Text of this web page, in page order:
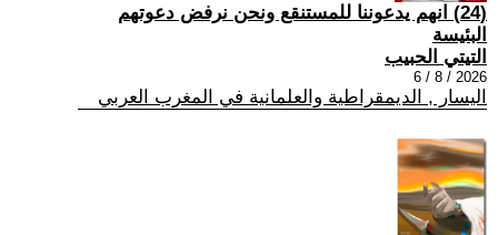
(24) انهم يدعوننا للمستنقع ونحن نرفض دعوتهم
البئيسة
التيتي الحبيب
2026 / 8 / 6
اليسار , الديمقراطية والعلمانية في المغرب العربي